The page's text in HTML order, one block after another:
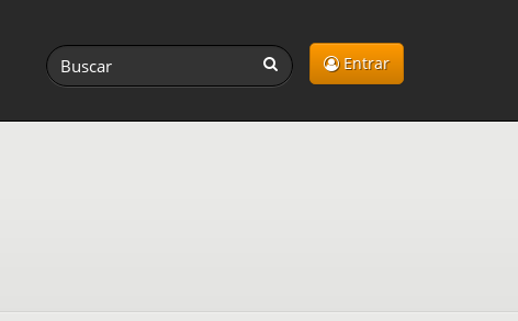
Entrar